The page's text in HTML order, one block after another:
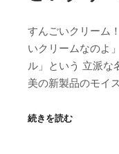
すんごいクリーム
いクリームなのよ
ル」という 立派な
美の新製品のモイ
続きを読む